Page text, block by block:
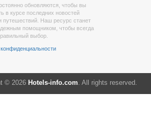
обновляются, чтобы вы
в курсе последних новостей
путешествий. Наш ресурс станет
помощником, чтобы всегда
выбор.
© 2026 Hotels-info.com. All rights reserved.